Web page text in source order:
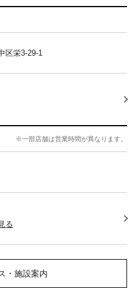
区栄3-29-1
※一部店舗は営業時間が異なります。
る
・施設案内